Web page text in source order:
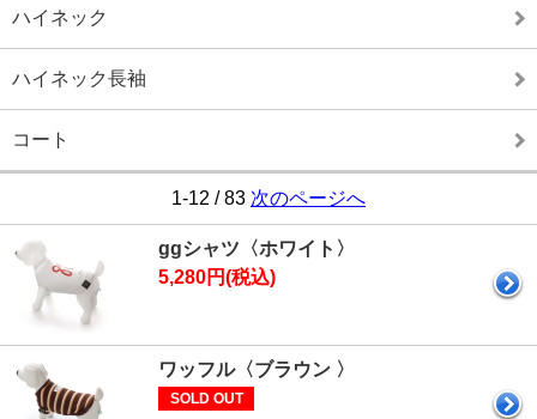
ハイネック
ハイネック長袖
コート
1-12 / 83 次のページへ
ggシャツ〈ホワイト〉
5,280円(税込)
ワッフル〈ブラウン 〉
SOLD OUT